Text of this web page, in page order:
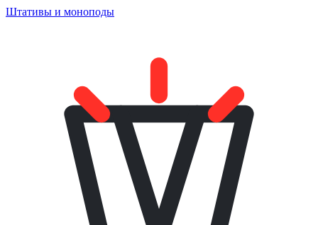
Штативы и моноподы